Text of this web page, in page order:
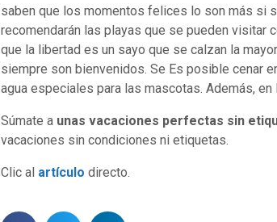
saben que los momentos felices lo son más si
recomendarán las playas que se pueden visitar
que la libertad es un sayo que se calzan la
siempre son bienvenidos. Se Es posible cenar
agua especiales para las mascotas. Además,
Súmate a unas vacaciones perfectas sin
vacaciones sin condiciones ni etiquetas.
Clic al artículo directo.